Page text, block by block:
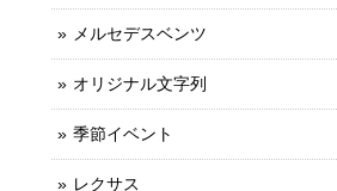
メルセデスベンツ
オリジナル文字列
季節イベント
レクサス